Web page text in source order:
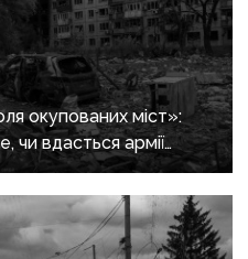
окупованих міст»:
чи вдасться армії
Донеччини до